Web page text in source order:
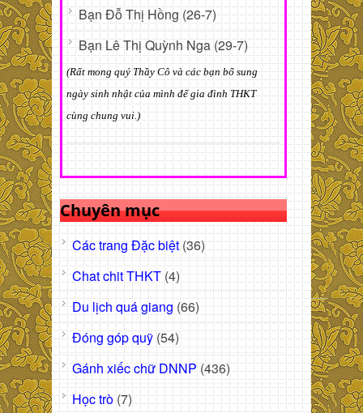
Bạn Đỗ Thị Hồng (26-7)
Bạn Lê Thị Quỳnh Nga (29-7)
(Rất mong quý Thầy Cô và các bạn bổ sung
ngày sinh nhật của mình để gia đình THKT
cùng chung vui.)
Chuyên mục
Các trang Đặc biệt(36)
Chat chit THKT (4)
Du lịch quá giang (66)
Đóng góp quỹ (54)
Gánh xiếc chữ DNNP (436)
Học trò (7)